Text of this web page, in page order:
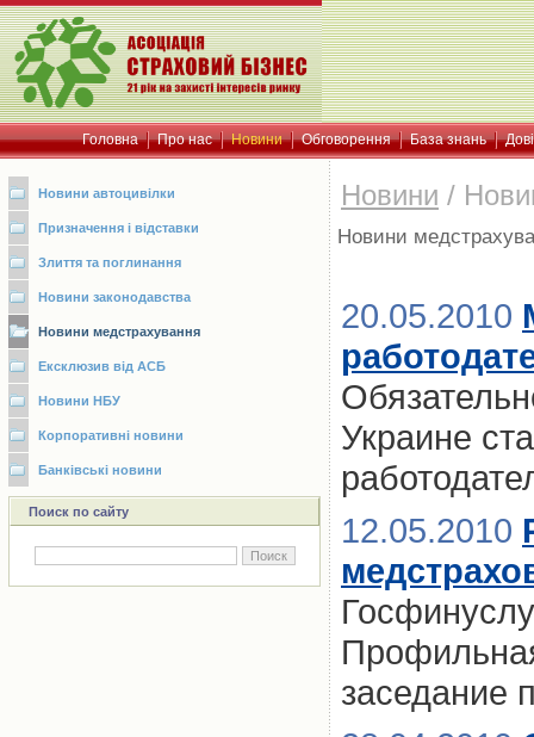
Головна Про нас Новини Обговорення База знань
Новини автоцивілки
Призначення і відставки
Злиття та поглинання
Новини законодавства
Новини медстрахування
Ексклюзив від АСБ
Новини НБУ
Корпоративні новини
Банківські новини
Поиск по сайту
Новини /
Новини
20.05.2010
Украине
12.05.2010
заседание